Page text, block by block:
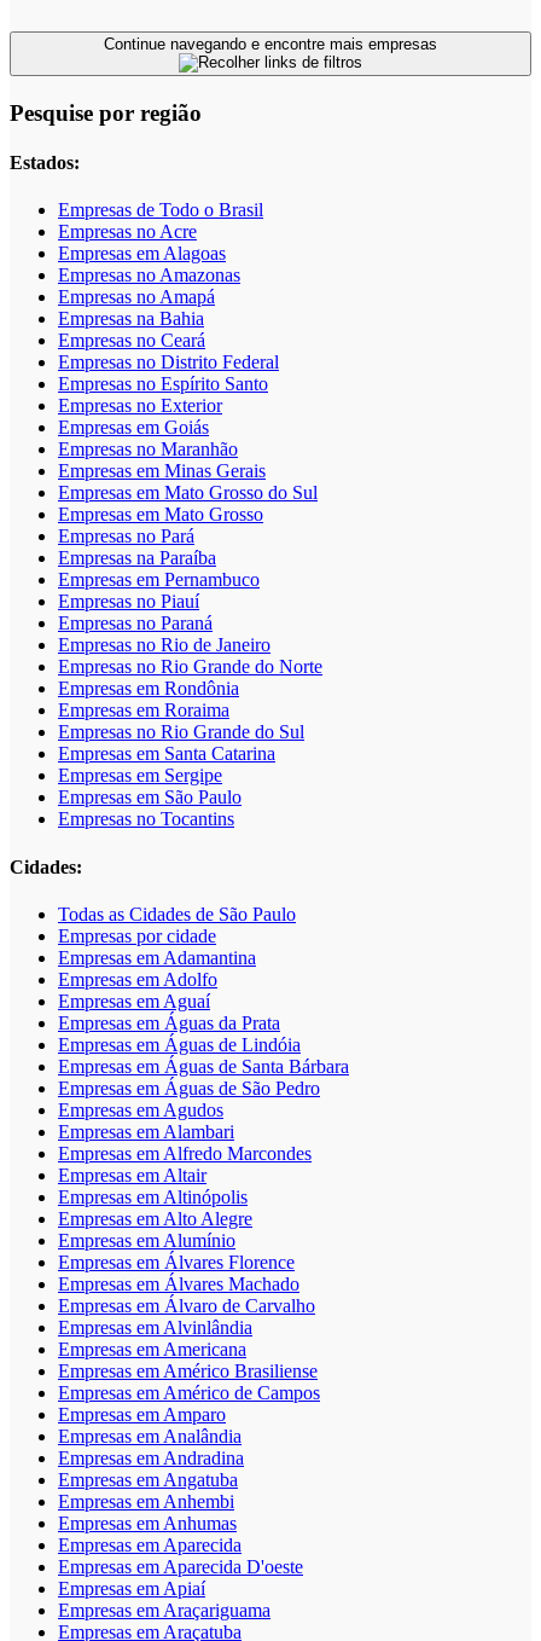
Pesquise por região
Estados:
Empresas de Todo o Brasil
Empresas no Acre
Empresas em Alagoas
Empresas no Amazonas
Empresas no Amapá
Empresas na Bahia
Empresas no Ceará
Empresas no Distrito Federal
Empresas no Espírito Santo
Empresas no Exterior
Empresas em Goiás
Empresas no Maranhão
Empresas em Minas Gerais
Empresas em Mato Grosso do Sul
Empresas em Mato Grosso
Empresas no Pará
Empresas na Paraíba
Empresas em Pernambuco
Empresas no Piauí
Empresas no Paraná
Empresas no Rio de Janeiro
Empresas no Rio Grande do Norte
Empresas em Rondônia
Empresas em Roraima
Empresas no Rio Grande do Sul
Empresas em Santa Catarina
Empresas em Sergipe
Empresas em São Paulo
Empresas no Tocantins
Cidades:
Todas as Cidades de São Paulo
Empresas por cidade
Empresas em Adamantina
Empresas em Adolfo
Empresas em Aguaí
Empresas em Águas da Prata
Empresas em Águas de Lindóia
Empresas em Águas de Santa Bárbara
Empresas em Águas de São Pedro
Empresas em Agudos
Empresas em Alambari
Empresas em Alfredo Marcondes
Empresas em Altair
Empresas em Altinópolis
Empresas em Alto Alegre
Empresas em Alumínio
Empresas em Álvares Florence
Empresas em Álvares Machado
Empresas em Álvaro de Carvalho
Empresas em Alvinlândia
Empresas em Americana
Empresas em Américo Brasiliense
Empresas em Américo de Campos
Empresas em Amparo
Empresas em Analândia
Empresas em Andradina
Empresas em Angatuba
Empresas em Anhembi
Empresas em Anhumas
Empresas em Aparecida
Empresas em Aparecida D'oeste
Empresas em Apiaí
Empresas em Araçariguama
Empresas em Araçatuba